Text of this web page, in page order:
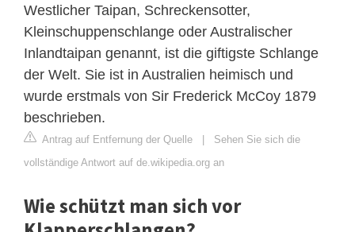
Westlicher Taipan, Schreckensotter,
Kleinschuppenschlange oder Australischer
Inlandtaipan genannt, ist die giftigste Schlange
der Welt. Sie ist in Australien heimisch und
wurde erstmals von Sir Frederick McCoy 1879
beschrieben.
Antrag auf Entfernung der Quelle | Sehen Sie sich die
vollständige Antwort auf de.wikipedia.org an
Wie schützt man sich vor